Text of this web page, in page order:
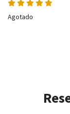
Agotado